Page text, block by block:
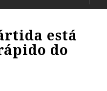
está
do